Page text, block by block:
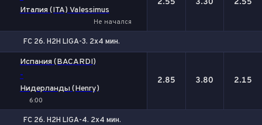
Италия (ITA) Valessimus
Не начался
2.55 3.30 2.55
FC 26. H2H LIGA-3. 2x4 мин.
Испания (BACARDI)
-
Нидерланды (Henry)
6:00
2.85 3.80 2.15
FC 26. H2H LIGA-4. 2x4 мин.